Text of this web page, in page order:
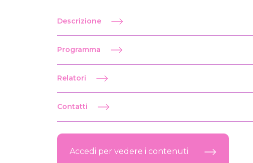
Descrizione
Programma
Relatori
Contatti
Accedi per vedere i contenuti